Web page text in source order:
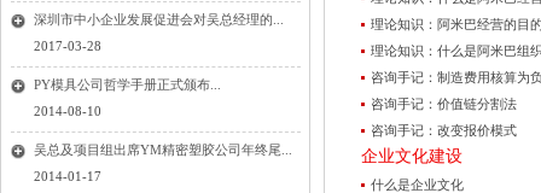
深圳市中小企业发展促进会对吴总经理的...
2017-03-28
PY模具公司哲学手册正式颁布...
2014-08-10
吴总及项目组出席YM精密塑胶公司年终尾...
2014-01-17
理论知识：阿米巴经营的目
理论知识：什么是阿米巴组
咨询手记：制造费用核算为
咨询手记：价值链分割法
咨询手记：改变报价模式
企业文化建设
什么是企业文化